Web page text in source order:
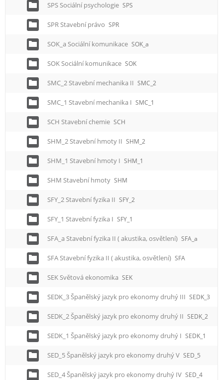
SPS Sociální psychologie SPS
SPR Stavební právo SPR
SOK_a Sociální komunikace SOK_a
SOK Sociální komunikace SOK
SMC_2 Stavební mechanika II SMC_2
SMC_1 Stavební mechanika I SMC_1
SCH Stavební chemie SCH
SHM_2 Stavební hmoty II SHM_2
SHM_1 Stavební hmoty I SHM_1
SHM Stavební hmoty SHM
SFY_2 Stavební fyzika II SFY_2
SFY_1 Stavební fyzika I SFY_1
SFA_a Stavební fyzika II ( akustika, osvětlení) SFA_a
SFA Stavební fyzika II ( akustika, osvětlení) SFA
SEK Světová ekonomika SEK
SEDK_3 Španělský jazyk pro ekonomy druhý III SEDK_3
SEDK_2 Španělský jazyk pro ekonomy druhý II SEDK_2
SEDK_1 Španělský jazyk pro ekonomy druhý I SEDK_1
SED_5 Španělský jazyk pro ekonomy druhý V SED_5
SED_4 Španělský jazyk pro ekonomy druhý IV SED_4